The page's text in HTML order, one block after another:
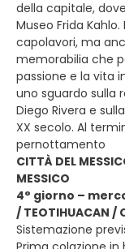
della capitale,
Museo Frida
capolavori, ma
memorabilia che
passione e la vita
uno sguardo sulla
Diego Rivera e
XX secolo. Al
pernottamento
CITTÀ DEL
MESSICO
4° giorno –
/ TEOTIHUACAN /
Sistemazione